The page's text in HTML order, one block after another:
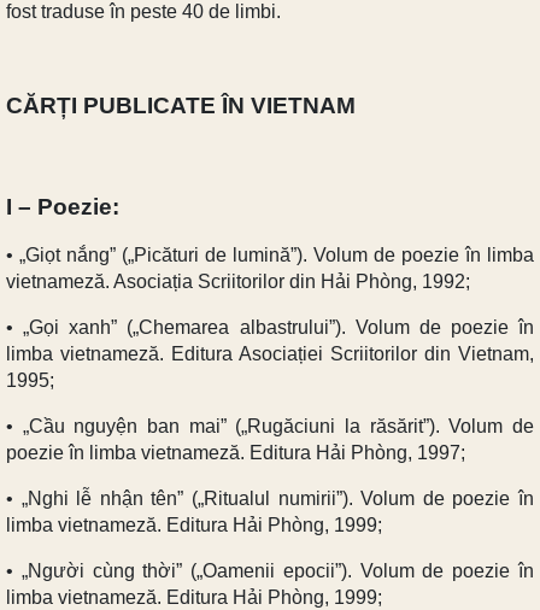
fost traduse în peste 40 de limbi.
CĂRȚI PUBLICATE ÎN VIETNAM
I – Poezie:
• „Giọt nắng” („Picături de lumină”). Volum de poezie în limba
vietnameză. Asociația Scriitorilor din Hải Phòng, 1992;
• „Gọi xanh” („Chemarea albastrului”). Volum de poezie în
limba vietnameză. Editura Asociației Scriitorilor din Vietnam,
1995;
• „Cầu nguyện ban mai” („Rugăciuni la răsărit”). Volum de
poezie în limba vietnameză. Editura Hải Phòng, 1997;
• „Nghi lễ nhận tên” („Ritualul numirii”). Volum de poezie în
limba vietnameză. Editura Hải Phòng, 1999;
• „Người cùng thời” („Oamenii epocii”). Volum de poezie în
limba vietnameză. Editura Hải Phòng, 1999;